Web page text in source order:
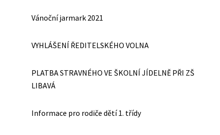
Vánoční jarmark 2021
VYHLÁŠENÍ ŘEDITELSKÉHO VOLNA
PLATBA STRAVNÉHO VE ŠKOLNÍ JÍDELNĚ PŘI ZŠ
LIBAVÁ
Informace pro rodiče dětí 1. třídy